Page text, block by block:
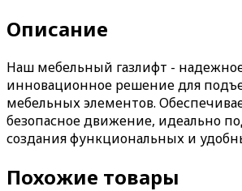
Описание
Наш мебельный газлифт -
инновационное решение для
мебельных элементов.
безопасное движение, идеально
создания функциональных и
Похожие товары